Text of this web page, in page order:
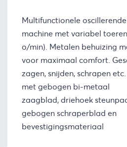
Multifunctionele
machine met variabel
o/min). Metalen behuizing
voor maximaal comfort.
zagen, snijden, schrapen
met gebogen bi-metaal
zaagblad, driehoek
gebogen schraperblad en
bevestigingsmateriaal